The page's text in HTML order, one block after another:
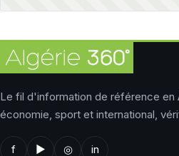
Le fil d'information de référence en
économie, sport et international,
f ▶ ◎ in